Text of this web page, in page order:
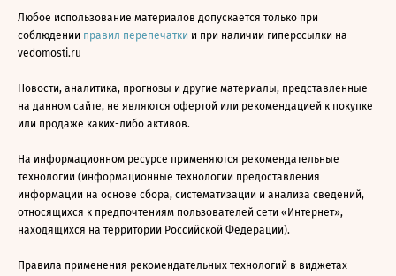
Любое использование материалов допускается только при
соблюдении правил перепечатки и при наличии гиперссылки на
vedomosti.ru
Новости, аналитика, прогнозы и другие материалы, представленные
на данном сайте, не являются офертой или рекомендацией к покупке
или продаже каких-либо активов.
На информационном ресурсе применяются рекомендательные
технологии (информационные технологии предоставления
информации на основе сбора, систематизации и анализа сведений,
относящихся к предпочтениям пользователей сети «Интернет»,
находящихся на территории Российской Федерации).
Правила применения рекомендательных технологий в виджетах